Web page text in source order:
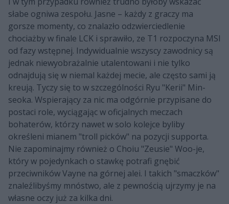
słabe ogniwa zespołu. Jasne – każdy z graczy ma
gorsze momenty, co znalazło odzwierciedlenie
chociażby w finale LCK i sprawiło, ze T1 rozpoczyna MSI
od fazy wstępnej. Indywidualnie wszyscy zawodnicy są
jednak niewyobrażalnie utalentowani i nie tylko
odnajdują się w niemal każdej mecie, ale często sami ją
kreują. Tyczy się to w szczególności Ryu "Kerii" Min-
seoka. Wspierający za nic ma odgórnie przypisane do
postaci role, wyciągając w oficjalnych meczach
bohaterów, którzy nawet w solo kolejce byliby
określeni mianem "troll picków" na pozycji supporta.
Nie zapominajmy również o Choiu "Zeusie" Woo-je,
który w pojedynkach o stawkę potrafi gnębić
przeciwników Vayne na górnej alei. I takich "smaczków"
znaleźlibyśmy mnóstwo, ale z pewnością ujrzymy je na
własne oczy już za kilka dni.